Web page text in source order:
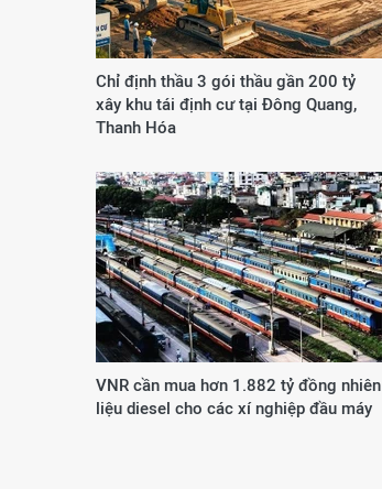
Chỉ định thầu 3 gói thầu gần 200 tỷ
xây khu tái định cư tại Đông Quang,
Thanh Hóa
VNR cần mua hơn 1.882 tỷ đồng nhiên
liệu diesel cho các xí nghiệp đầu máy